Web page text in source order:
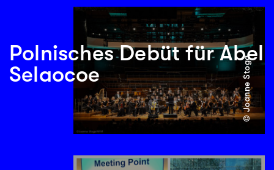
Polnisches Debüt für Abel
Selaocoe
© Joanne Stoga